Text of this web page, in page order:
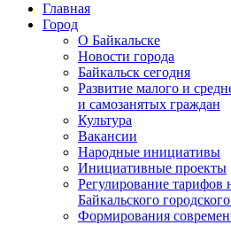
Главная
Город
О Байкальске
Новости города
Байкальск сегодня
Развитие малого и
и самозанятых граждан
Культура
Вакансии
Народные инициативы
Инициативные проекты
Регулирование тарифов
Байкальского
Формирования